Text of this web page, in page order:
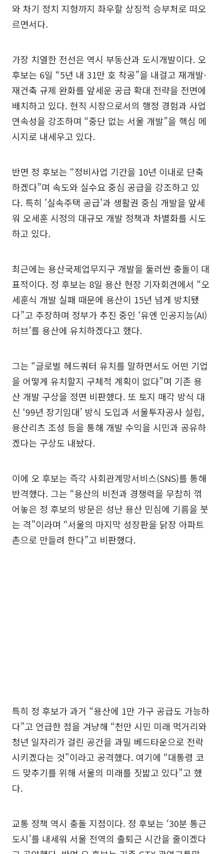
와 차기 정치 지형까지 좌우할 상징적 승부처로 떠오
르면서다.
가장 치열한 전선은 역시 부동산과 도시개발이다. 오
후보는 6일 “5년 내 31만 호 착공”을 내걸고 재개발·
재건축 규제 완화를 앞세운 공급 확대 전략을 전면에
배치하고 있다. 현직 시장으로서의 행정 경험과 사업
연속성을 강조하며 “중단 없는 서울 개발”을 핵심 메
시지로 내세우고 있다.
반면 정 후보는 “정비사업 기간을 10년 이내로 단축
하겠다”며 속도와 실수요 중심 공급을 강조하고 있
다. 특히 '실속주택 공급'과 생활권 중심 개발을 앞세
워 오세훈 시정의 대규모 개발 정책과 차별화를 시도
하고 있다.
최근에는 용산국제업무지구 개발을 둘러싼 충돌이 대
표적이다. 정 후보는 8일 용산 현장 기자회견에서 “오
세훈식 개발 실패 때문에 용산이 15년 넘게 방치됐
다”고 주장하며 정부가 추진 중인 ‘유엔 인공지능(AI)
허브’를 용산에 유치하겠다고 했다.
그는 “글로벌 헤드쿼터 유치를 말하면서도 어떤 기업
을 어떻게 유치할지 구체적 계획이 없다”며 기존 용
산 개발 구상을 정면 비판했다. 또 토지 매각 방식 대
신 ‘99년 장기임대’ 방식 도입과 서울투자공사 설립,
용산리츠 조성 등을 통해 개발 수익을 시민과 공유하
겠다는 구상도 내놨다.
이에 오 후보는 즉각 사회관계망서비스(SNS)를 통해
반격했다. 그는 “용산의 비전과 경쟁력을 무참히 꺾
어놓은 정 후보의 방문은 성난 용산 민심에 기름을 붓
는 격”이라며 “서울의 마지막 성장판을 닭장 아파트
촌으로 만들려 한다”고 비판했다.
특히 정 후보가 과거 “용산에 1만 가구 공급도 가능하
다”고 언급한 점을 겨냥해 “천만 시민 미래 먹거리와
청년 일자리가 걸린 공간을 과밀 베드타운으로 전락
시키겠다는 것”이라고 공격했다. 여기에 “대통령 코
드 맞추기를 위해 서울의 미래를 짓밟고 있다”고 했
다.
교통 정책 역시 충돌 지점이다. 정 후보는 ‘30분 통근
도시’를 내세워 서울 전역의 출퇴근 시간을 줄이겠다